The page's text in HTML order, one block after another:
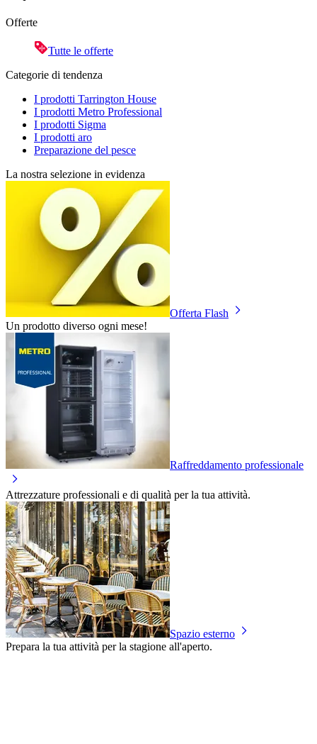
Offerte
Tutte le offerte
Categorie di tendenza
I prodotti Tarrington House
I prodotti Metro Professional
I prodotti Sigma
I prodotti aro
Preparazione del pesce
La nostra selezione in evidenza
Offerta Flash
Un prodotto diverso ogni mese!
Raffreddamento professionale
Attrezzature professionali e di qualità per la tua attività.
Spazio esterno
Prepara la tua attività per la stagione all'aperto.